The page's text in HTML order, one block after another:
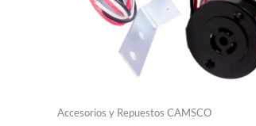
Accesorios y Repuestos CAMSCO
opciones
se
pueden
elegir
la